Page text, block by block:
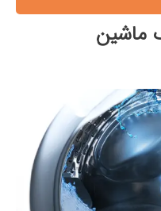
ماشين